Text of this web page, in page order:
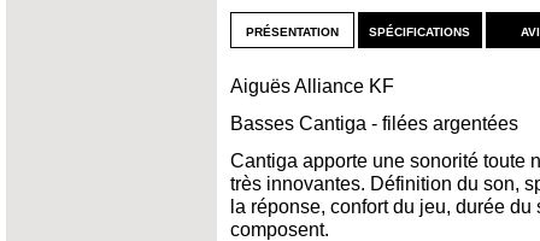
présentation
Aiguës Alliance KF
Basses Cantiga - filées argentées
Cantiga apporte une sonorité toute
très innovantes. Définition du son,
la réponse, confort du jeu, durée
composent.
spécifications